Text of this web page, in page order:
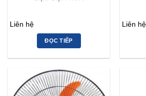
Liên hệ
ĐỌC TIẾP
Liên hệ